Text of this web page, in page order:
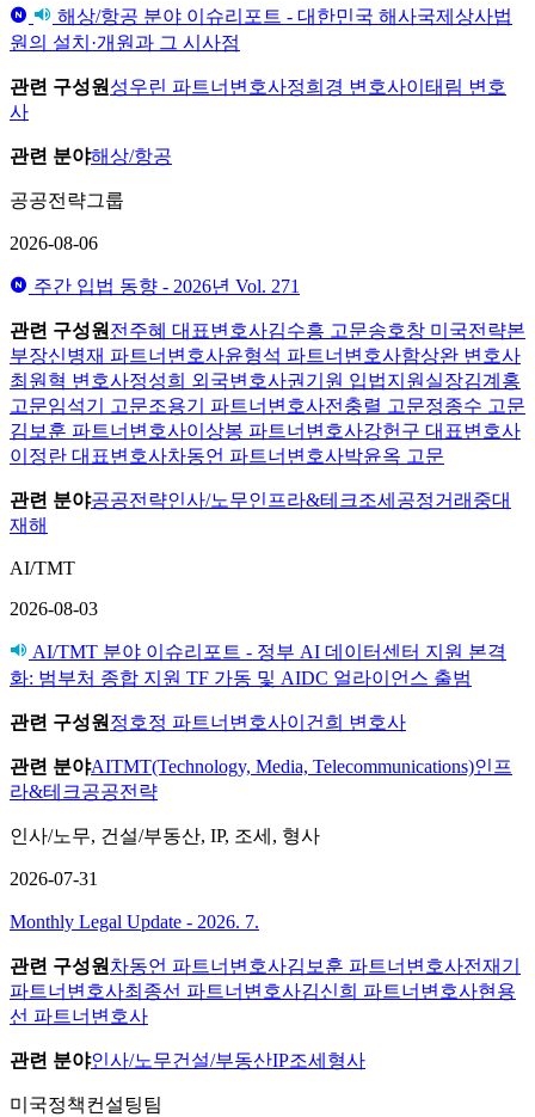
해상/항공 분야 이슈리포트 - 대한민국 해사국제상사법
원의 설치·개원과 그 시사점
관련 구성원 성우린 파트너변호사정희경 변호사이태림 변호
사
관련 분야해상/항공
공공전략그룹
2026-08-06
주간 입법 동향 - 2026년 Vol. 271
관련 구성원 전주혜 대표변호사김수흥 고문송호창 미국전략본
부장신병재 파트너변호사윤형석 파트너변호사함상완 변호사
최원혁 변호사정성희 외국변호사권기원 입법지원실장김계홍
고문임석기 고문조용기 파트너변호사전충렬 고문정종수 고문
김보훈 파트너변호사이상봉 파트너변호사강헌구 대표변호사
이정란 대표변호사차동언 파트너변호사박윤옥 고문
관련 분야공공전략인사/노무인프라&테크조세 공정거래 중대
재해
AI/TMT
2026-08-03
AI/TMT 분야 이슈리포트 - 정부 AI 데이터센터 지원 본격
화: 범부처 종합 지원 TF 가동 및 AIDC 얼라이언스 출범
관련 구성원 정호정 파트너변호사이건희 변호사
관련 분야AITMT(Technology, Media, Telecommunications)인프
라&테크공공전략
인사/노무, 건설/부동산, IP, 조세, 형사
2026-07-31
Monthly Legal Update - 2026. 7.
관련 구성원 차동언 파트너변호사김보훈 파트너변호사전재기
파트너변호사최종선 파트너변호사김신희 파트너변호사현용
선 파트너변호사
관련 분야인사/노무건설/부동산IP조세 형사
미국정책컨설팅팀